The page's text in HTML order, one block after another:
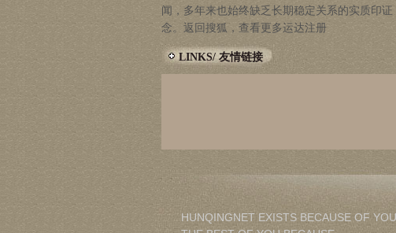
闻，多年来也始终缺乏长期稳定关系的实质印
念。返回搜狐，查看更多运达注册
LINKS/ 友情链接
HUNQINGNET EXISTS BECAUSE OF YOU